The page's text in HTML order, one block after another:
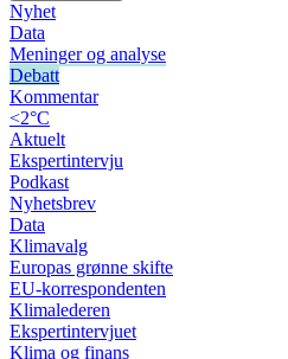
Nyhet
Data
Meninger og analyse
Debatt
Kommentar
<2°C
Aktuelt
Ekspertintervju
Podkast
Nyhetsbrev
Data
Klimavalg
Europas grønne skifte
EU-korrespondenten
Klimalederen
Ekspertintervjuet
Klima og finans